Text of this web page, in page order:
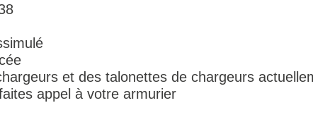
et des talonettes de chargeurs
appel à votre armurier